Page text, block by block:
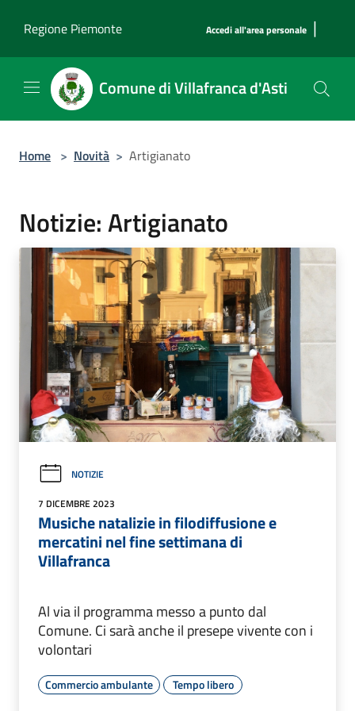
Regione Piemonte
Accedi all'area personale |
Comune di Villafranca d'Asti
Home > Novità > Artigianato
Notizie: Artigianato
NOTIZIE
7 DICEMBRE 2023
Musiche natalizie in filodiffusione e
mercatini nel fine settimana di
Villafranca
Al via il programma messo a punto dal
Comune. Ci sarà anche il presepe vivente con i
volontari
Commercio ambulante Tempo libero